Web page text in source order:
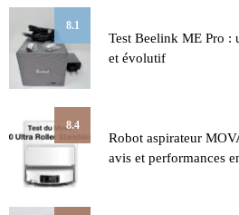
8.1
Test Beelink ME Pro :
et évolutif
8.4
Robot aspirateur
avis et performances